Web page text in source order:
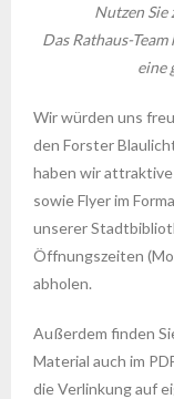
Nutzen Sie
Das Rathaus-
eine
Wir würden uns
den Forster
haben wir
sowie Flyer im
unserer
Öffnungszeiten
abholen.
Außerdem finden
Material auch im
die Verlinkung auf